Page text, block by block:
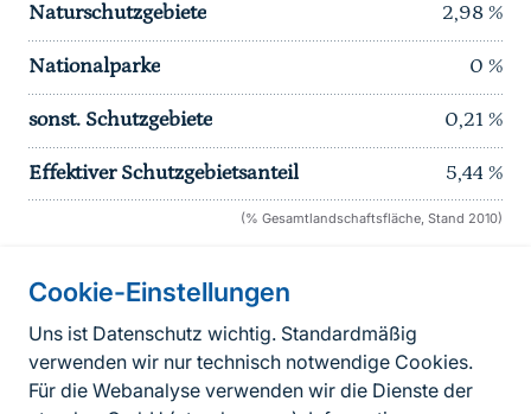
Cookie-Einstellungen
Uns ist Datenschutz wichtig. Standardmäßig
verwenden wir nur technisch notwendige Cookies.
Für die Webanalyse verwenden wir die Dienste der
Naturschutzgebiete 2,98 %
Nationalparke 0 %
sonst. Schutzgebiete 0,21 %
Effektiver Schutzgebietsanteil 5,44 %
(% Gesamtlandschaftsfläche, Stand 2010)
Informationen zur Seite
FußzeileKontakt zum BfN